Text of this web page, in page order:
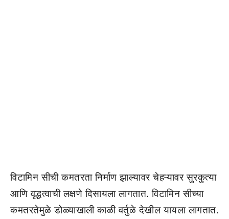
विटामिन सीची कमतरता निर्माण झाल्यावर चेहऱ्यावर सुरकुत्या
आणि वृद्धत्वाची लक्षणे दिसायला लागतात. विटामिन सीच्या
कमतरतेमुळे डोळ्याखाली काळी वर्तुळे देखील यायला लागतात.